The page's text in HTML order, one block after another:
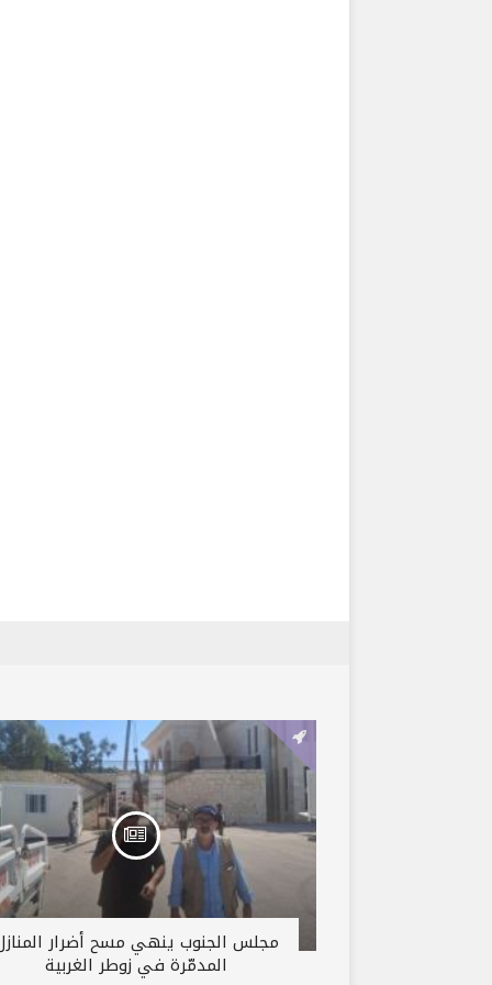
مجلس الجنوب ينهي مسح أضرار
المدمّرة في زوطر الغربية